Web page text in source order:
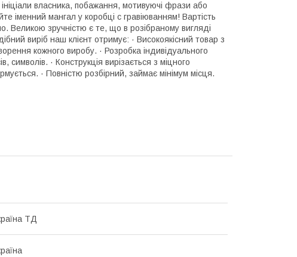
власника, побажання, мотивуючі фрази або
іменний мангал у коробці с гравіюванням! Вартість
Великою зручністю є те, що в розібраному вигляді
виріб наш клієнт отримує: · Високоякісний товар з
кожного виробу. · Розробка індивідуального
· Конструкція вирізається з міцного
· Повністю розбірний, займає мінімум місця.
ТД